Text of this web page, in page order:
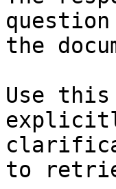
the
Use this